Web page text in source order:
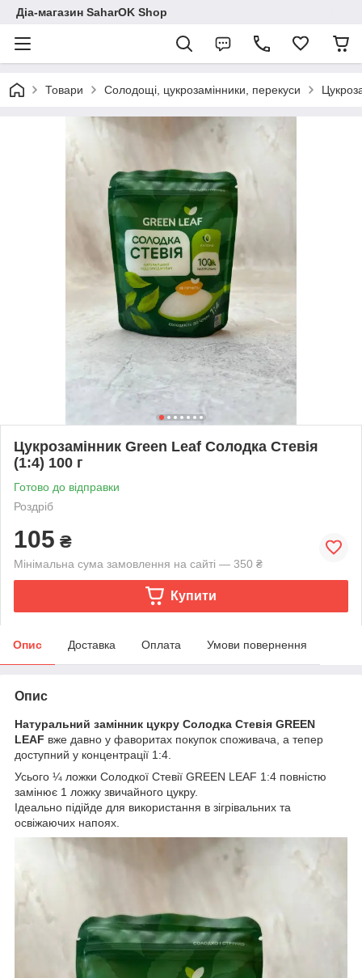
Діа-магазин SaharOK Shop
Товари Солодощі, цукрозамінники, перекуси
Цукрозамінник Green Leaf Солодка Стевія
(1:4) 100 г
Готово до відправки
Роздріб
105 ₴
Мінімальна сума замовлення на сайті — 350 ₴
Купити
Опис Доставка Оплата Умови повернення
Опис
Натуральний замінник цукру Солодка Стевія GREEN
LEAF вже давно у фаворитах покупок споживача, а тепер
доступний у концентрації 1:4.
Усього ¼ ложки Солодкої Стевії GREEN LEAF 1:4 повністю
замінює 1 ложку звичайного цукру.
Ідеально підійде для використання в зігрівальних та
освіжаючих напоях.